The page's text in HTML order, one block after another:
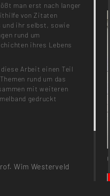
man erst nach langer
von Zitaten
und ihr selbst, sowie
rund um
ihres Lebens
Arbeit einen Teil
rund um das
mit weiteren
gedruckt
Wim Westerveld